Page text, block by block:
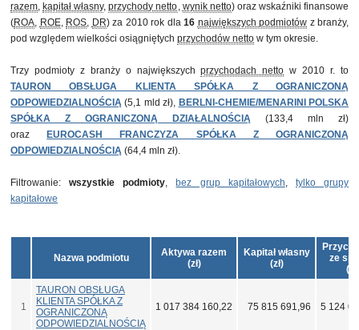
razem, kapitał własny,przychody netto, wynik netto) oraz wskaźniki finansowe
(ROA, ROE, ROS, DR) za 2010 rok dla 16 największych podmiotów z branży,
pod względem wielkości osiągniętych przychodów netto w tym okresie.
Trzy podmioty z branży o największychprzychodach netto w 2010 r. to
TAURON OBSŁUGA KLIENTA SPÓŁKA Z OGRANICZONĄ
ODPOWIEDZIALNOŚCIĄ (5,1 mld zł), BERLNI-CHEMIE/MENARINI POLSKA
SPÓŁKA Z OGRANICZONĄ DZIAŁALNOŚCIĄ (133,4 mln zł)
oraz
EUROCASH FRANCZYZA SPÓŁKA Z OGRANICZONĄ
ODPOWIEDZIALNOŚCIĄ (64,4 mln zł).
Filtrowanie:wszystkie podmioty, bez grup kapitałowych, tylko grupy
kapitałowe
Nazwa podmiotu
Aktywa razem
(zł)
Kapitał własny
(zł)
ze
(zł)
1
TAURON OBSŁUGA
KLIENTA SPÓŁKA Z
OGRANICZONĄ
ODPOWIEDZIALNOŚCIĄ
1 017 384 160,22 75 815 691,96 5 124